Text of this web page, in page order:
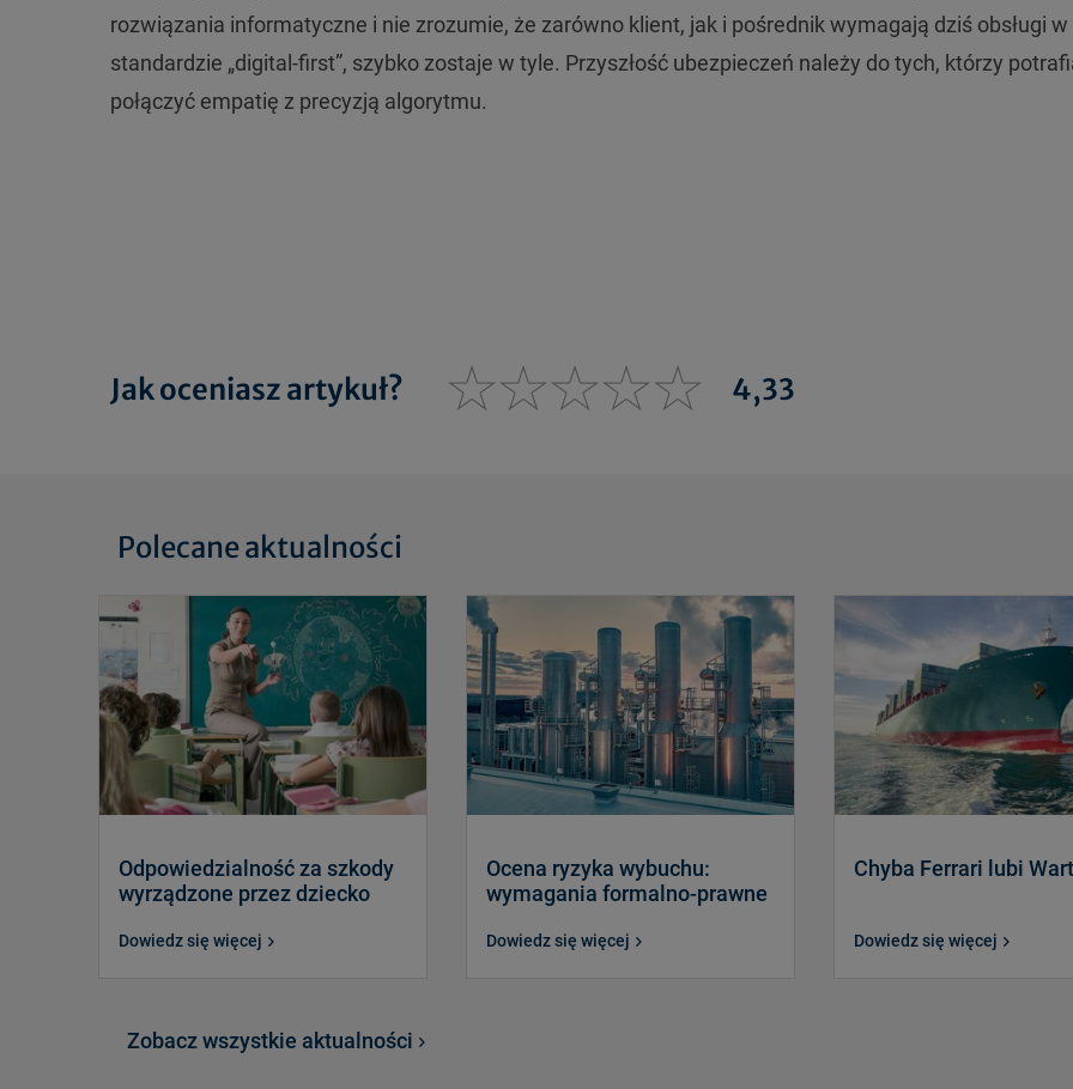
rozwiązania informatyczne i nie zrozumie, że zarówno klient, jak i pośrednik wymagają dziś obsługi w
standardzie „digital-first”, szybko zostaje w tyle. Przyszłość ubezpieczeń należy do tych, którzy
połączyć empatię z precyzją algorytmu.
Jak oceniasz artykuł? 4,33
Polecane aktualności
Odpowiedzialność za szkody
wyrządzone przez dziecko
Dowiedz się więcej
Ocena ryzyka wybuchu:
wymagania formalno-prawne
Dowiedz się więcej
Chyba Ferrari lubi
Dowiedz się więcej
Zobacz wszystkie aktualności